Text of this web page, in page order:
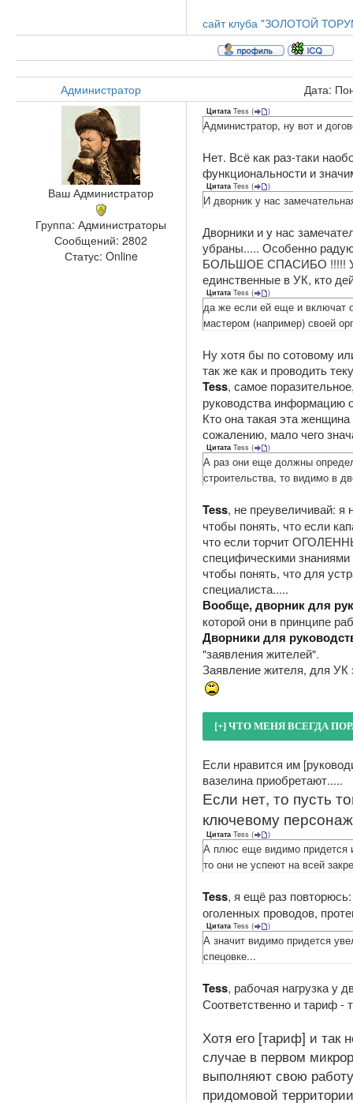
сайт клуба "ЗОЛОТОЙ
Администратор Дата:
Ваш Администратор
Группа: Администраторы
Сообщений: 2802
Статус: Online
Цитата Tess ( )
Администратор, ну вот и
Нет. Всё как раз-таки
функциональности и
Цитата Tess ( )
И дворник у нас
Дворники и у нас
убраны..... Особенно
БОЛЬШОЕ СПАСИБО !!!!! У
единственные в УК, кто
Цитата Tess ( )
да же если ей еще и включат
мастером (например) своей
Ну хотя бы по сотовому
так же как и проводить
Tess, самое
руководства информацию
Кто она такая эта
сожалению, мало чего
Цитата Tess ( )
А раз они еще должны
строительства, то видимо в
Tess, не преувеличивай: я
чтобы понять, что если
что если торчит
специфическими
чтобы понять, что для
специалиста.....
Вообще, дворник для
которой они в принципе
Дворники для
"заявления жителей".
Заявление жителя, для УК
Если нравится им
вазелина приобретают.....
Если нет, то пусть
ключевому
Цитата Tess ( )
А плюс еще видимо придется
то они не успеют на всей
Tess, я ещё раз
оголенных проводов,
Цитата Tess ( )
А значит видимо придется
спецовке...
Tess, рабочая нагрузка у
Соответственно и тариф -
Хотя его [тариф] и так
случае в первом
выполняют свою
придомовой